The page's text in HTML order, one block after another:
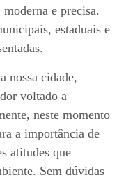
e precisa.
estaduais e
nossa cidade,
voltado a
neste momento
a importância de
atitudes que
Sem dúvidas